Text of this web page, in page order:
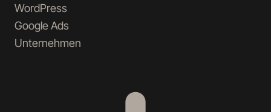
WordPress
Google Ads
Unternehmen